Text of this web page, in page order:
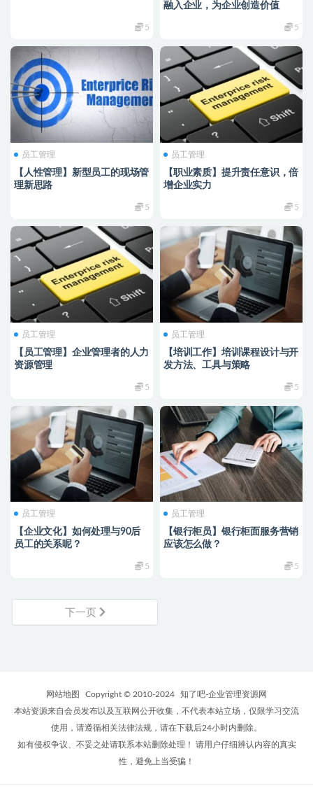
5
融入企业，为企业创造价值
5
员工管理
【人性管理】新型员工的现场管
理新思路
5
员工管理
【职业素质】提升责任意识，倍
增企业实力
5
员工管理
【员工管理】企业管理者的人力
资源管理
5
员工管理
【培训工作】培训课程设计与开
发方法、工具与策略
5
员工管理
【企业文化】如何处理与90后
员工的关系呢？
5
员工管理
【银行柜员】银行柜面服务营销
应该怎么做？
5
下一页
网站地图 Copyright © 2010-2024
知了吧-企业管理资源网
本站资源来自会员发布以及互联网公开收集，不代表本站立场，仅限学习交流
使用，请遵循相关法律法规，请在下载后24小时内删除。
如有侵权争议、不妥之处请联系本站删除处理！ 请用户仔细辨认内容的真实
性，避免上当受骗！